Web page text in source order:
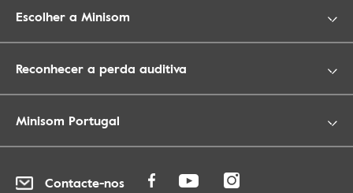
Escolher a Minisom
Reconhecer a perda auditiva
Minisom Portugal
Contacte-nos